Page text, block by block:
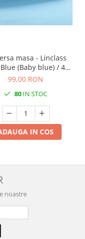
masa - Linclass
(Baby blue) / 40
cm x 24 m / 1 rola
99,00 RON
80 IN STOC
IN COS
noastre